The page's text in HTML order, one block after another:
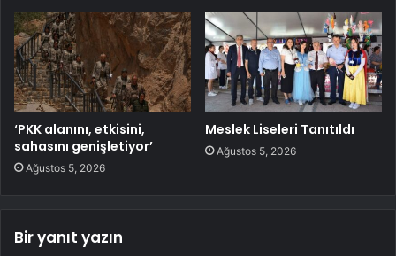
‘PKK alanını, etkisini,
sahasını genişletiyor’
Ağustos 5, 2026
Meslek Liseleri Tanıtıldı
Ağustos 5, 2026
Bir yanıt yazın